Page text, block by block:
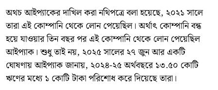
অথচ আইপ্যাকের দাখিল করা নথিপত্রে বলা হয়েছে, ২০২১ সালে
তারা এই কোম্পানি থেকে লোন পেয়েছিল। অর্থাৎ কোম্পানি বন্ধ
হয়ে যাওয়ার তিন বছর পর এই কোম্পানি থেকে লোন পেয়েছিল
আইপ্যাক। শুধু তাই নয়, ২০২৫ সালের ২৭ জুন আর একটি
ঘোষণায় আইপ্যাক জানায়, ২০২৪-২৫ অর্থবছরে ১৩.৫০ কোটি
ঋণের মধ্যে ১ কোটি টাকা পরিশোধ করে দিয়েছে তারা।